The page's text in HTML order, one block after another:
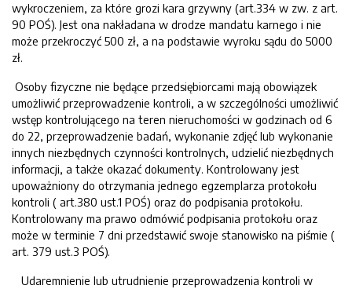
wykroczeniem, za które grozi kara grzywny (art.334 w zw. z art.
90 POŚ). Jest ona nakładana w drodze mandatu karnego i nie
może przekroczyć 500 zł, a na podstawie wyroku sądu do 5000
zł.
Osoby fizyczne nie będące przedsiębiorcami mają obowiązek
umożliwić przeprowadzenie kontroli, a w szczególności umożliwić
wstęp kontrolującego na teren nieruchomości w godzinach od 6
do 22, przeprowadzenie badań, wykonanie zdjęć lub wykonanie
innych niezbędnych czynności kontrolnych, udzielić niezbędnych
informacji, a także okazać dokumenty. Kontrolowany jest
upoważniony do otrzymania jednego egzemplarza protokołu
kontroli ( art.380 ust.1 POŚ) oraz do podpisania protokołu.
Kontrolowany ma prawo odmówić podpisania protokołu oraz
może w terminie 7 dni przedstawić swoje stanowisko na piśmie (
art. 379 ust.3 POŚ).
Udaremnienie lub utrudnienie przeprowadzenia kontroli w